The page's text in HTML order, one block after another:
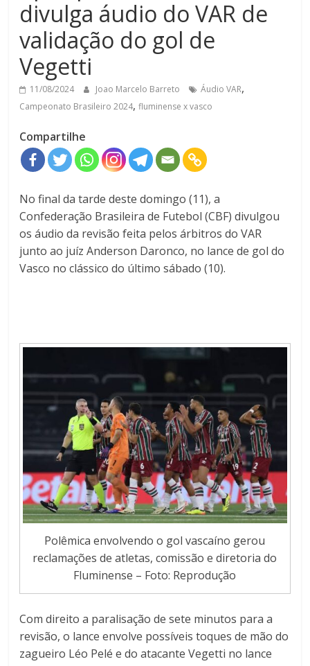
divulga áudio do VAR de
validação do gol de
Vegetti
11/08/2024 Joao Marcelo Barreto Áudio VAR,
Campeonato Brasileiro 2024,fluminense x vasco
Compartilhe
No final da tarde deste domingo (11), a
Confederação Brasileira de Futebol (CBF) divulgou
os áudio da revisão feita pelos árbitros do VAR
junto ao juíz Anderson Daronco, no lance de gol do
Vasco no clássico do último sábado (10).
Polêmica envolvendo o gol vascaíno gerou
reclamações de atletas, comissão e diretoria do
Fluminense – Foto: Reprodução
Com direito a paralisação de sete minutos para a
revisão, o lance envolve possíveis toques de mão do
zagueiro Léo Pelé e do atacante Vegetti no lance